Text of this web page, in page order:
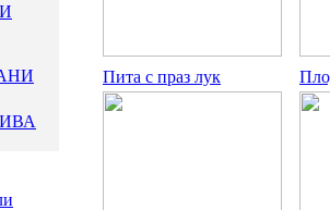
Пита с праз лук